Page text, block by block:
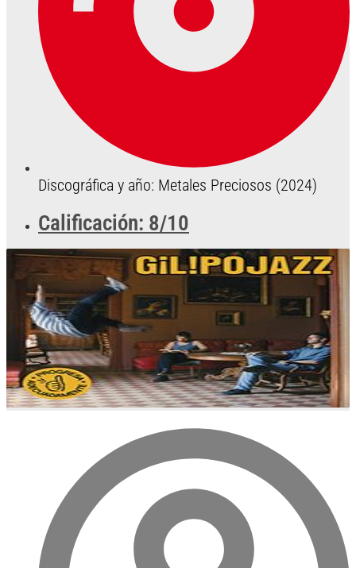
Discográfica y año: Metales Preciosos (2024)
Calificación: 8/10